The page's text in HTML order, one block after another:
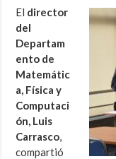
El director
del
Departam
ento de
Matemátic
a, Física y
Computaci
ón, Luis
Carrasco,
compartió